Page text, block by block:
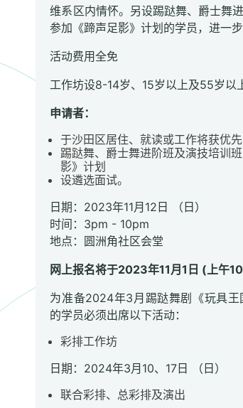
维系区内情怀。另设踢跶舞、爵士舞
参加《蹄声足影》计划的学员，进一步
活动费用全免
工作坊设8-14岁、15岁以上及55岁以
申请者：
于沙田区居住、就读或工作将获优先
踢跶舞、爵士舞进阶班及演技培训
影》计划
设遴选面试。
日期：2023年11月12日 （日）
时间：3pm - 10pm
地点：圆洲角社区会堂
网上报名将于2023年11月1日 (上午
为准备2024年3月踢跶舞剧《玩具
的学员必须出席以下活动：
彩排工作坊
日期：2024年3月10、17日 （日）
联合彩排、总彩排及演出